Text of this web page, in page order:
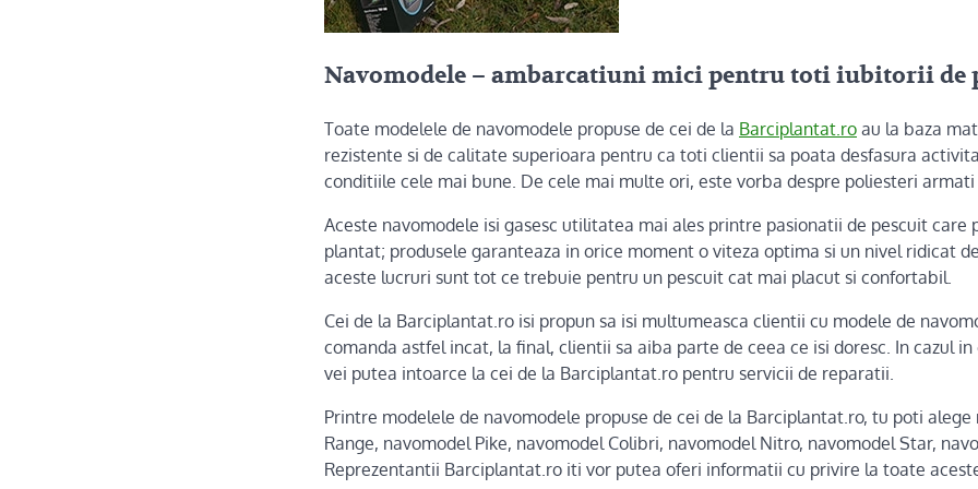
Navomodele – ambarcatiuni mici pentru toti iubitorii de
Toate modelele de navomodele propuse de cei de la Barciplantat.ro au la baza
rezistente si de calitate superioara pentru ca toti clientii sa poata desfasura
conditiile cele mai bune. De cele mai multe ori, este vorba despre poliesteri
Aceste navomodele isi gasesc utilitatea mai ales printre pasionatii de pescuit care
plantat; produsele garanteaza in orice moment o viteza optima si un nivel ridicat
aceste lucruri sunt tot ce trebuie pentru un pescuit cat mai placut si confortabil.
Cei de la Barciplantat.ro isi propun sa isi multumeasca clientii cu modele de
comanda astfel incat, la final, clientii sa aiba parte de ceea ce isi doresc. In cazul
vei putea intoarce la cei de la Barciplantat.ro pentru servicii de reparatii.
Printre modelele de navomodele propuse de cei de la Barciplantat.ro, tu poti alege
Range, navomodel Pike, navomodel Colibri, navomodel Nitro, navomodel Star,
Reprezentantii Barciplantat.ro iti vor putea oferi informatii cu privire la toate